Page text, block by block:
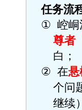
任务流
① 崆
尊者
白；
② 在悬
个问
继续